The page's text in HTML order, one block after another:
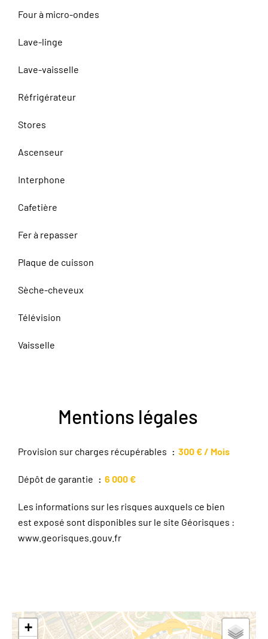
Four à micro-ondes
Lave-linge
Lave-vaisselle
Réfrigérateur
Stores
Ascenseur
Interphone
Cafetière
Fer à repasser
Plaque de cuisson
Sèche-cheveux
Télévision
Vaisselle
Mentions légales
Provision sur charges récupérables 300 € / Mois
Dépôt de garantie 6 000 €
Les informations sur les risques auxquels ce bien
est exposé sont disponibles sur le site Géorisques :
www.georisques.gouv.fr
+